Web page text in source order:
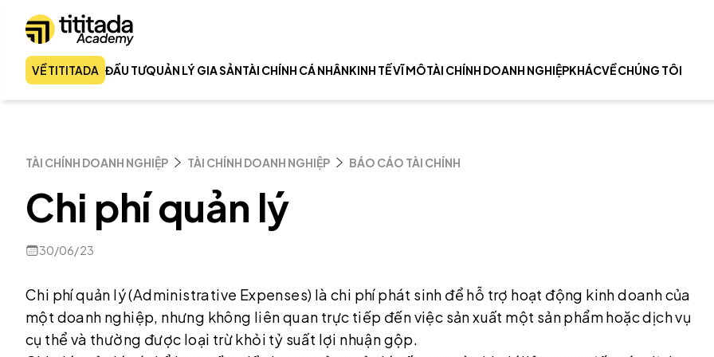
VỀ TITITADA ĐẦU TƯQUẢN LÝ GIA SẢNTÀI CHÍNH CÁ NHÂNKINH TẾ VĨ MÔTÀI CHÍNH DOANH NGHIỆPKHÁCVỀ CHÚNG TÔI
TÀI CHÍNH DOANH NGHIỆP TÀI CHÍNH DOANH NGHIỆP BÁO CÁO TÀI CHÍNH
Chi phí quản lý
30/06/23
Chi phí quản lý (Administrative Expenses) là chi phí phát sinh để hỗ trợ hoạt động kinh doanh của
một doanh nghiệp, nhưng không liên quan trực tiếp đến việc sản xuất một sản phẩm hoặc dịch vụ
cụ thể và thường được loại trừ khỏi tỷ suất lợi nhuận gộp.